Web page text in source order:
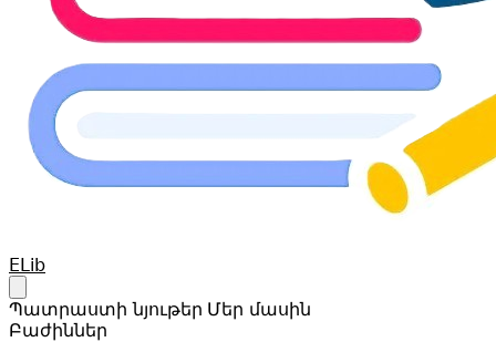
Your Company
ELib
Պատրաստի նյութեր Մեր մասին
Բաժիններ